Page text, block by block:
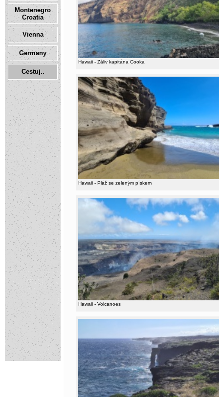
Montenegro
Croatia
Vienna
Germany
Cestuj..
Hawaii - Záliv kapitána Cooka
Hawaii - Pláž se zeleným pískem
Hawaii - Volcanoes